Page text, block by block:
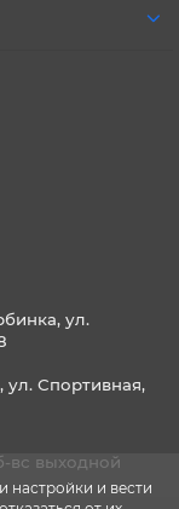
настройки и вести
ул.
ул. Спортивная,
вс выходной